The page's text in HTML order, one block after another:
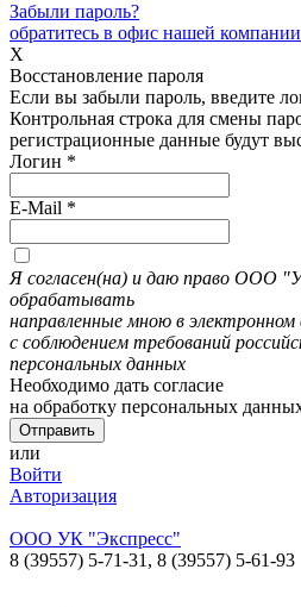
Забыли пароль?
обратитесь в офис нашей компании
X
Восстановление пароля
Если вы забыли пароль, введите
Контрольная строка для смены
регистрационные данные будут
Логин *
E-Mail *
Я согласен(на) и даю право ООО
обрабатывать
направленные мною в электронном
с соблюдением требований
персональных данных
Необходимо дать согласие
на обработку персональных
или
Войти
Авторизация
ООО УК "Экспресс"
8 (39557) 5-71-31, 8 (39557) 5-61-93